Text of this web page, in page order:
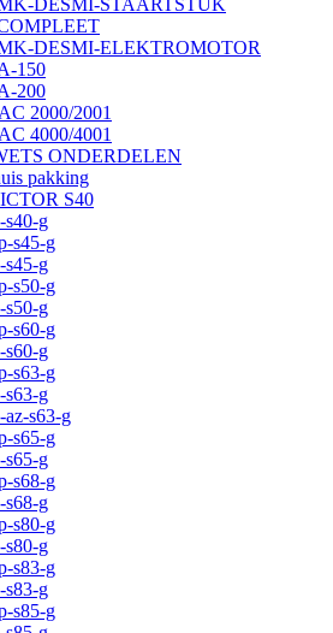
DESMI-STAARTSTUK
DESMI-ELEKTROMOTOR
150
200
2000/2001
4000/4001
ONDERDELEN
pakking
S40
s40-g
s45-g
s45-g
s50-g
s50-g
s60-g
s60-g
s63-g
s63-g
az-s63-g
s65-g
s65-g
s68-g
s68-g
s80-g
s80-g
s83-g
s83-g
s85-g